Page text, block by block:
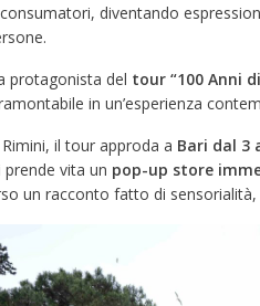
diventando
protagonista del tour “100 Anni
in un’esperienza
il tour approda a Bari dal 3
prende vita un pop-up store
un racconto fatto di